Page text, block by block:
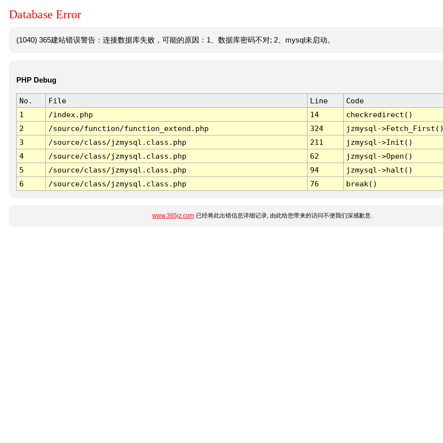
Database Error
(1040) 365建站错误警告：连接数据库失败，可能的原因：1、数据库密码不对; 2、mysql未启动。
PHP Debug
No. File Line
Code
1
/index.php 14
checkredirect()
2
/source/function/function_extend.php 324
jzmysql-
3
/source/class/jzmysql.class.php 211
jzmysql->Init()
4
/source/class/jzmysql.class.php 62
jzmysql->Open()
5
/source/class/jzmysql.class.php 94
jzmysql->halt()
6
/source/class/jzmysql.class.php 76 break()
www.365jz.com已经将此出错信息详细记录, 由此给您带来的访问不便我们深感歉意.